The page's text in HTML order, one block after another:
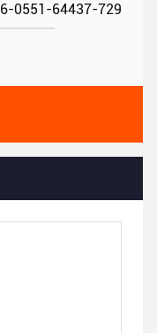
0551-64437-729